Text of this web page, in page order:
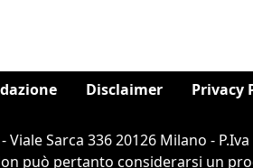
Disclaimer Privacy
Sarca 336 20126 Milano -
può pertanto considerarsi un